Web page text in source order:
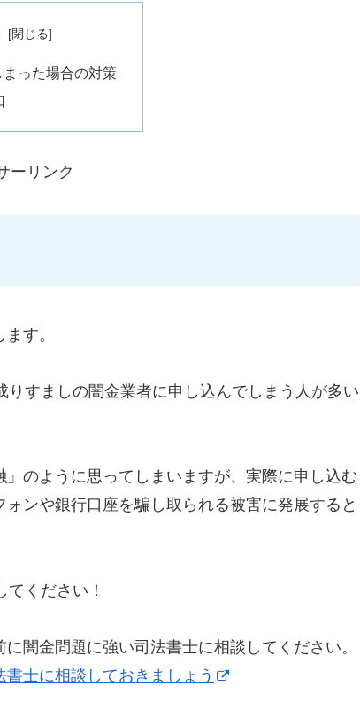
った場合の対策
ーリンク
す。
すましの闇金業者に申し込んでしまう人が多い
のように思ってしまいますが、実際に申し込む
ンや銀行口座を騙し取られる被害に発展すると
ください！
闇金問題に強い司法書士に相談してください。
士に相談しておきましょう